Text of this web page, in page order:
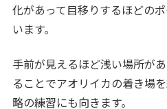
化があって目移りするほどの
います。
手前が見えるほど浅い場所が
ることでアオリイカの着き場
略の練習にも向きます。